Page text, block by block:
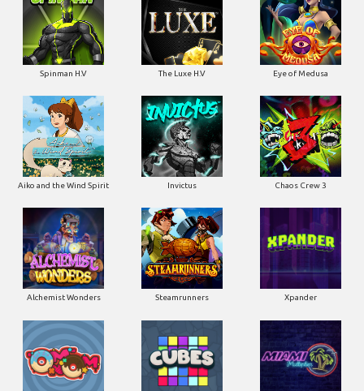
Spinman H.V The Luxe H.V Eye of Medusa
Aiko and the Wind Spirit Invictus Chaos Crew 3
Alchemist Wonders Steamrunners Xpander